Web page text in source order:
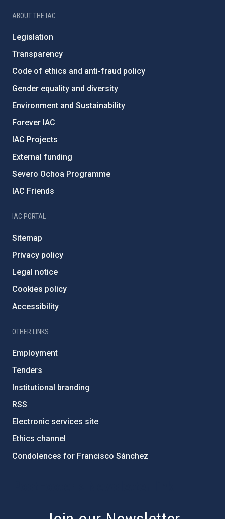
ABOUT THE IAC
Legislation
Transparency
Code of ethics and anti-fraud policy
Gender equality and diversity
Environment and Sustainability
Forever IAC
IAC Projects
External funding
Severo Ochoa Programme
IAC Friends
IAC PORTAL
Sitemap
Privacy policy
Legal notice
Cookies policy
Accessibility
OTHER LINKS
Employment
Tenders
Institutional branding
RSS
Electronic services site
Ethics channel
Condolences for Francisco Sánchez